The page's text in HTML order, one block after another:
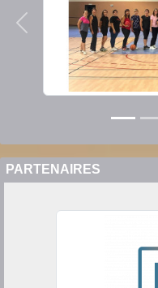
Précedent
PARTENAIRES